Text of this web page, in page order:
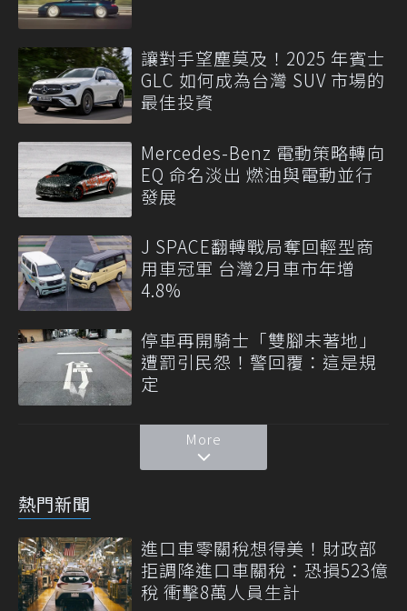
讓對手望塵莫及！2025 年賓士
GLC 如何成為台灣 SUV 市場的
最佳投資
Mercedes-Benz 電動策略轉向
EQ 命名淡出 燃油與電動並行
發展
J SPACE翻轉戰局奪回輕型商
用車冠軍 台灣2月車市年增
4.8%
停車再開騎士「雙腳未著地」
遭罰引民怨！警回覆：這是規
定
More
熱門新聞
進口車零關稅想得美！財政部
拒調降進口車關稅：恐損523億
稅 衝擊8萬人員生計